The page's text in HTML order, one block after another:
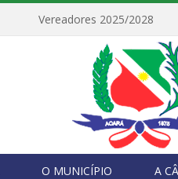
Vereadores 2025/2028
O MUNICÍPIO A